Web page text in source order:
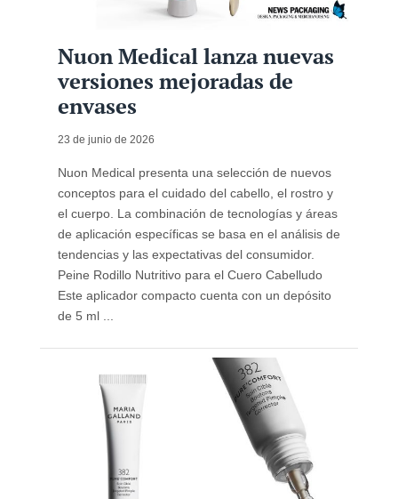
Nuon Medical lanza nuevas
versiones mejoradas de
envases
23 de junio de 2026
Nuon Medical presenta una selección de nuevos
conceptos para el cuidado del cabello, el rostro y
el cuerpo. La combinación de tecnologías y áreas
de aplicación específicas se basa en el análisis de
tendencias y las expectativas del consumidor.
Peine Rodillo Nutritivo para el Cuero Cabelludo
Este aplicador compacto cuenta con un depósito
de 5 ml ...